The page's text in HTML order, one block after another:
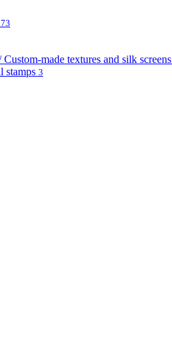
73
made textures and silk screens
stamps 3